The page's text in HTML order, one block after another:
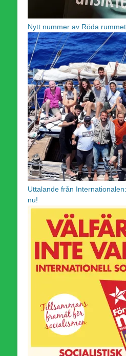
Nytt nummer av Röda rummet
Uttalande från
nu!